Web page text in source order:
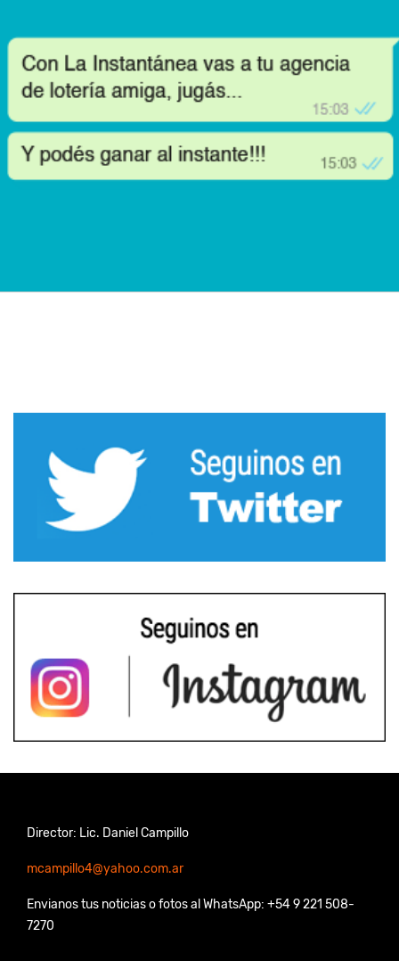
Director: Lic. Daniel Campillo
mcampillo4@yahoo.com.ar
Envianos tus noticias o fotos al WhatsApp: +54 9 221 508-
7270